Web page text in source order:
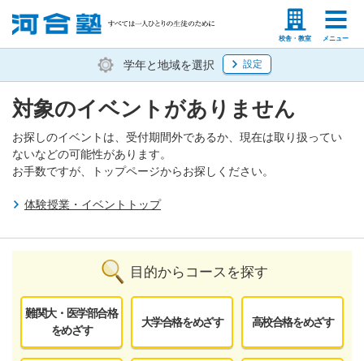
校舎・教室 メニュー
塾生の方 高等学校の先生
学年と地域を選択 設定
対象のイベントがありません
お探しのイベントは、受付期間外であるか、現在は取り扱ってい
ないなどの可能性があります。
お手数ですが、トップページからお探しください。
体験授業・イベントトップ
目的からコースを探す
難関大・医学部合格
をめざす
大学合格をめざす 高校合格をめざす